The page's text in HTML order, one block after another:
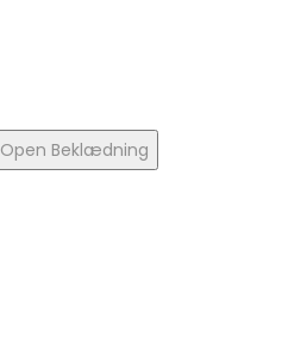
Open Beklædning